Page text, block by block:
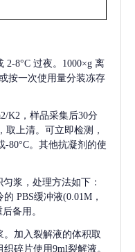
2-8°C 过夜。1000×g 离
按一次使用量分装冻存
K2，样品采集后30分
取上清。可立即检测，
-80°C。其他抗凝剂的使
浆，处理方法如下：
的 PBS缓冲液(0.01M，
备用。
加入裂解液的体积取
织碎片使用9ml裂解液。